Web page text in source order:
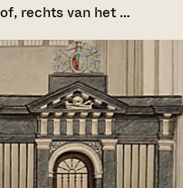
rechts van het …